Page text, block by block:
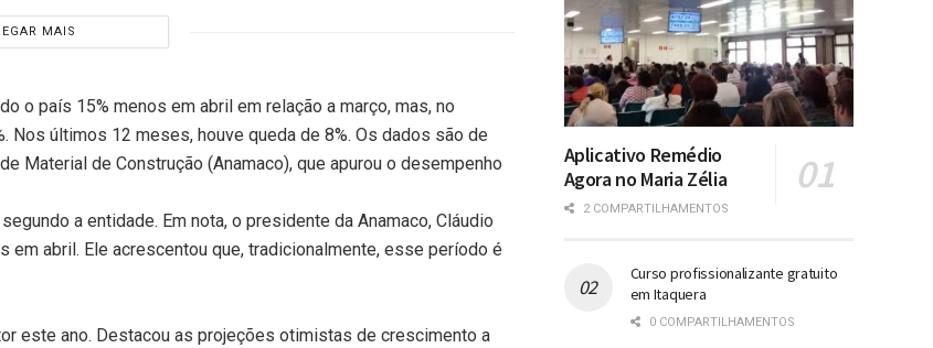
MAIS
o país 15% menos em abril em relação a março, mas, no
últimos 12 meses, houve queda de 8%. Os dados são de
Material de Construção (Anamaco), que apurou o desempenho
a entidade. Em nota, o presidente da Anamaco, Cláudio
abril. Ele acrescentou que, tradicionalmente, esse período é
este ano. Destacou as projeções otimistas de crescimento a
Aplicativo Remédio
Agora no Maria Zélia
2 COMPARTILHAMENTOS
Curso profissionalizante gratuito
em Itaquera
0 COMPARTILHAMENTOS